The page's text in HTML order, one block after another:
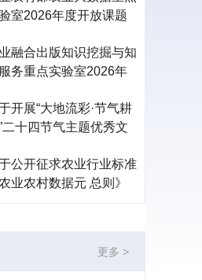
室2026年度开放课题
融合出版知识挖掘与知
务重点实验室2026年
开展“大地流彩·节气耕
二十四节气主题优秀文
公开征求农业行业标准
农业农村数据元 总则》
更多 >